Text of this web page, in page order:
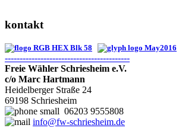
kontakt
------------------------------------------
Freie Wähler Schriesheim e.V.
c/o Marc Hartmann
Heidelberger Straße 24
69198 Schriesheim
06203 9555808
info@fw-schriesheim.de